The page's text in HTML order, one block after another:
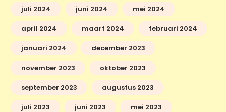
juli 2024 juni 2024 mei 2024
april 2024 maart 2024 februari 2024
januari 2024 december 2023
november 2023 oktober 2023
september 2023 augustus 2023
juli 2023 juni 2023 mei 2023